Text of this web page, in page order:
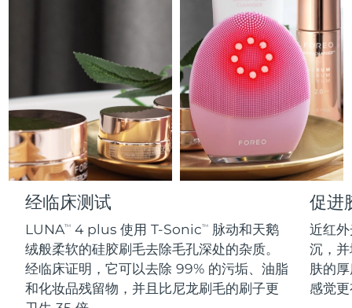
经临床测试
LUNATM 4 plus 使用 T-SonicTM
脉动和天鹅
绒般柔软的硅胶刷毛去除毛孔深处的杂质。
经临床证明，它可以去除 99% 的污垢、油脂
和化妆品残留物，并且比尼龙刷毛的刷子更
促进
近红
沉，
肤的
感觉
All FAQ™ skincare
FAQ™产品
All anti-aging treatments
All FAQ™ skincare
FAQ™产品
All LED treatments
All hair treatments
FAQ™ skincare
All FAQ™ skincare
FAQ™ products
All toning treatments
PEACH™ 2 Pro Max
Professional IPL hair removal device
PEACH™ 2
IPL hair removal
PEACH™ 2 go
Travel-friendly IPL hair removal
PEACH™ Cooling Prep Gel
Cooling IPL hair removal gel
身体护理
BEAR™ 2 body
Microcurrent body toning
LUNA™ 4 body
Massaging body brush
SUPERCHARGED™ serum
Firming body serum
痘肌护理
ESPADA™ 2 plus
Recurring acne LED therapy
ESPADA™ 2
Acne treatment device
ESPADA™ Blemish Solution
眼部护理
BEAR™ 2 eyes & lips
Microcurrent line smoothing device
IRIS™ 2
Rejuvenating eye massager
眼部护肤
毛孔护理
KIWI™ derma
Diamond microdermabrasion .
LUNA™ 4 hair
2-in-1 LED scalp massager
牙齿美白
NEW
预计送达日期8/12/26
预计送达日期8/8/26
直布罗陀 预计送达日期8/12/26
希腊 预计送达日期8/8/26
中国香港特别行政区
匈牙利 预计送达日期 8/8/26
冰岛 预计送达日期 8/9/26
印度尼西亚 预计送达日期 8/6/26